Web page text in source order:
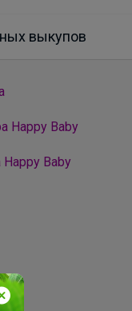
выкупов
Happy Baby
Happy Baby